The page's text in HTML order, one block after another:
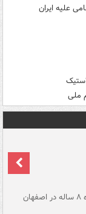
علیه ایران
کامیون با راننده ۸ ساله در اصفهان